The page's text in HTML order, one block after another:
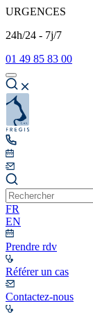
URGENCES
24h/24 - 7j/7
01 49 85 83 00
FR
EN
Prendre rdv
Référer un cas
Contactez-nous